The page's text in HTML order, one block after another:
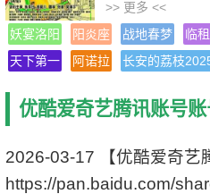
产 地 中国香港
类 别 喜剧/剧
语 言 汉语普
字 幕 中文字
豆瓣评分 7.4/10
视频尺寸 1920 x
文件大小 3399
片 长 102
>> 更多 <<
妖宴洛阳
阳炎座 战地春梦 临
天下第一
阿诺拉 长安的荔枝
优酷爱奇艺腾讯账号
2026-03-17 【优酷爱奇艺
https://pan.baidu.com/